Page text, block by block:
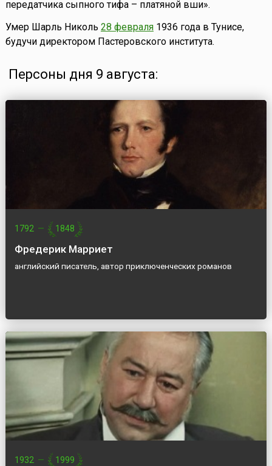
передатчика сыпного тифа – платяной вши».
Умер Шарль Николь 28 февраля1936 года в Тунисе,
будучи директором Пастеровского института.
Персоны дня 9 августа:
1792 — 1848
Фредерик Марриет
английский писатель, автор приключенческих романов
1932 — 1999